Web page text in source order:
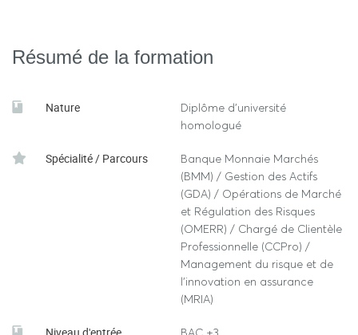
Résumé de la formation
Nature
Diplôme d'université
homologué
Spécialité / Parcours
Banque Monnaie Marchés
(BMM) / Gestion des Actifs
(GDA) / Opérations de Marché
et Régulation des Risques
(OMERR) / Chargé de Clientèle
Professionnelle (CCPro) /
Management du risque et de
l'innovation en assurance
(MRIA)